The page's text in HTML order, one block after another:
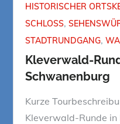
HISTORISCHER
SCHLOSS
STADTRUNDGANG
Kleverwald-
Schwanenburg
Kurze
Kleverwald-Runde in